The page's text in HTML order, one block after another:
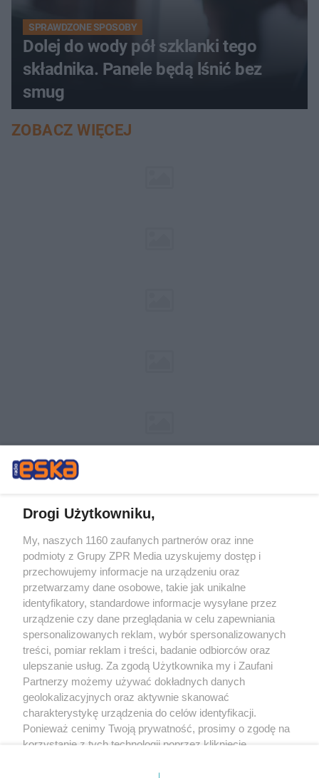
SPRAWDZONE SPOSOBY
Dolej do wody pół szklanki tego
składnika. Panele będą lśnić bez
smug
ZOBACZ WIĘCEJ
Żaden utwór zamieszczony w serwisie nie może być powielany i
rozpowszechniany lub dalej rozpowszechniany w jakikolwiek sposób (w
tym także elektroniczny lub mechaniczny) na jakimkolwiek polu
eksploatacji w jakiejkolwiek formie, włącznie z umieszczaniem w Internecie
bez pisemnej zgody właściciela praw. Jakiekolwiek użycie lub
wykorzystanie utworów w całości lub w części z naruszeniem prawa, tzn.
bez właściwej zgody, jest zabronione pod groźbą kary i może być ścigane
prawnie.
O nas
Drogi Użytkowniku,
My, naszych 1160 zaufanych partnerów oraz inne
podmioty z Grupy ZPR Media uzyskujemy dostęp i
przechowujemy informacje na urządzeniu oraz
przetwarzamy dane osobowe, takie jak unikalne
identyfikatory, standardowe informacje wysyłane przez
urządzenie czy dane przeglądania w celu zapewniania
spersonalizowanych reklam, wybór spersonalizowanych
treści, pomiar reklam i treści, badanie odbiorców oraz
ulepszanie usług. Za zgodą Użytkownika my i Zaufani
Partnerzy możemy używać dokładnych danych
geolokalizacyjnych oraz aktywnie skanować
charakterystykę urządzenia do celów identyfikacji.
Ponieważ cenimy Twoją prywatność, prosimy o zgodę na
korzystanie z tych technologii poprzez kliknięcie
zmienić/wycofać klikając przycisk ustawień prywatności